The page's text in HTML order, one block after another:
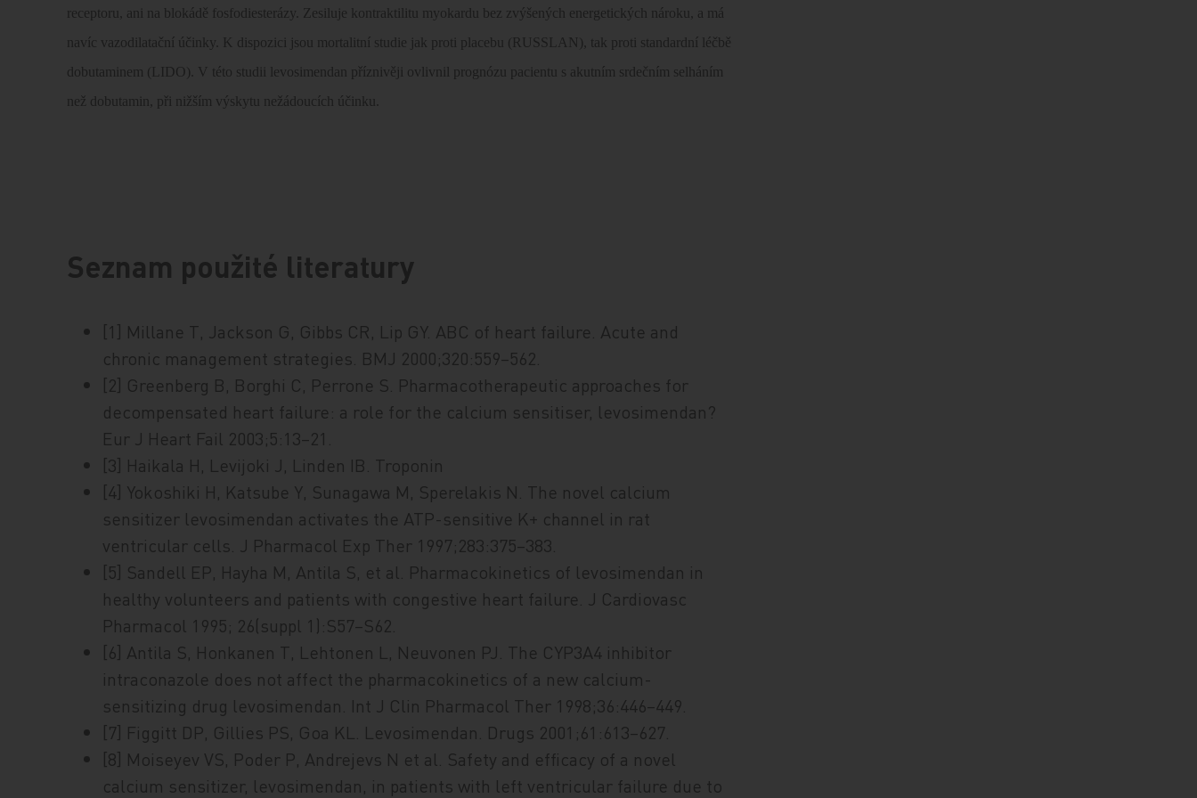
receptoru, ani na blokádě fosfodiesterázy. Zesiluje kontraktilitu myokardu bez zvýšených energetických nároku, a má
navíc vazodilatační účinky. K dispozici jsou mortalitní studie jak proti placebu (RUSSLAN), tak proti standardní léčbě
dobutaminem (LIDO). V této studii levosimendan příznivěji ovlivnil prognózu pacientu s akutním srdečním selháním
než dobutamin, při nižším výskytu nežádoucích účinku.
Seznam použité literatury
[1] Millane T, Jackson G, Gibbs CR, Lip GY. ABC of heart failure. Acute and
chronic management strategies. BMJ 2000;320:559–562.
[2] Greenberg B, Borghi C, Perrone S. Pharmacotherapeutic approaches for
decompensated heart failure: a role for the calcium sensitiser, levosimendan?
Eur J Heart Fail 2003;5:13–21.
[3] Haikala H, Levijoki J, Linden IB. Troponin
[4] Yokoshiki H, Katsube Y, Sunagawa M, Sperelakis N. The novel calcium
sensitizer levosimendan activates the ATP-sensitive K+ channel in rat
ventricular cells. J Pharmacol Exp Ther 1997;283:375–383.
[5] Sandell EP, Hayha M, Antila S, et al. Pharmacokinetics of levosimendan in
healthy volunteers and patients with congestive heart failure. J Cardiovasc
Pharmacol 1995; 26(suppl 1):S57–S62.
[6] Antila S, Honkanen T, Lehtonen L, Neuvonen PJ. The CYP3A4 inhibitor
intraconazole does not affect the pharmacokinetics of a new calcium-
sensitizing drug levosimendan. Int J Clin Pharmacol Ther 1998;36:446–449.
[7] Figgitt DP, Gillies PS, Goa KL. Levosimendan. Drugs 2001;61:613–627.
[8] Moiseyev VS, Poder P, Andrejevs N et al. Safety and efficacy of a novel
calcium sensitizer, levosimendan, in patients with left ventricular failure due to